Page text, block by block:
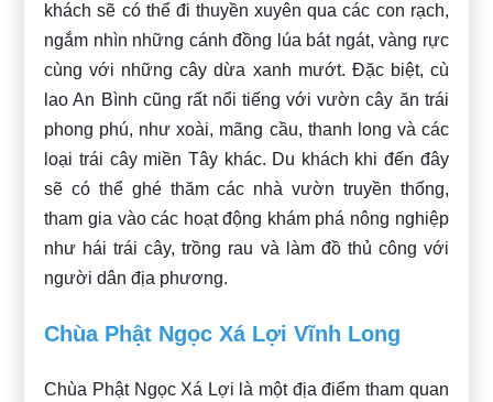
khách sẽ có thể đi thuyền xuyên qua các con rạch,
ngắm nhìn những cánh đồng lúa bát ngát, vàng rực
cùng với những cây dừa xanh mướt. Đặc biệt, cù
lao An Bình cũng rất nổi tiếng với vườn cây ăn trái
phong phú, như xoài, mãng cầu, thanh long và các
loại trái cây miền Tây khác. Du khách khi đến đây
sẽ có thể ghé thăm các nhà vườn truyền thống,
tham gia vào các hoạt động khám phá nông nghiệp
như hái trái cây, trồng rau và làm đồ thủ công với
người dân địa phương.
Chùa Phật Ngọc Xá Lợi Vĩnh Long
Chùa Phật Ngọc Xá Lợi là một địa điểm tham quan